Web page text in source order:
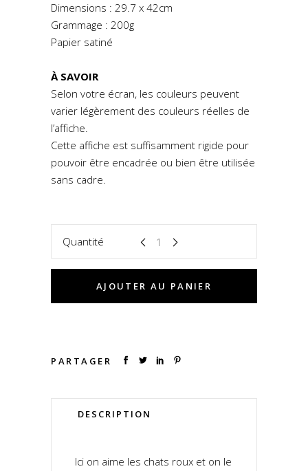
Dimensions : 29.7 x 42cm
Grammage : 200g
Papier satiné
À SAVOIR
Selon votre écran, les couleurs peuvent
varier légèrement des couleurs réelles de
l’affiche.
Cette affiche est suffisamment rigide pour
pouvoir être encadrée ou bien être utilisée
sans cadre.
Quantité
AJOUTER AU PANIER
PARTAGER
DESCRIPTION
Ici on aime les chats roux et on le